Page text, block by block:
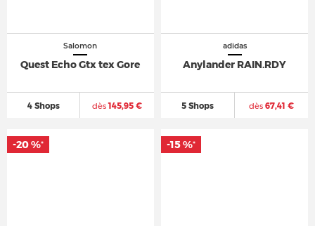
Salomon
Quest Echo Gtx tex Gore
4 Shops dès145,95 €
adidas
Anylander RAIN.RDY
5 Shops dès67,41 €
-20 %* -15 %*